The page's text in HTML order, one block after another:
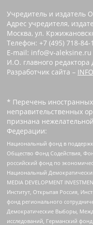
Учредитель и издатель
Адрес учредителя,
Москва, ул.
Телефон: +7 (495) 718-84-
E-mail: info@v-aleksine.ru
И.О. главного
Разработчик сайта –
* Перечень
неправительственных
признана
Федерации:
Национальный фонд в
Общество Фонд Содействия,
российский фонд по
Национальный
MEDIA DEVELOPMENT
Институт, Открытая Россия,
фонд регионального
Демократические Выборы,
исследований, Германский